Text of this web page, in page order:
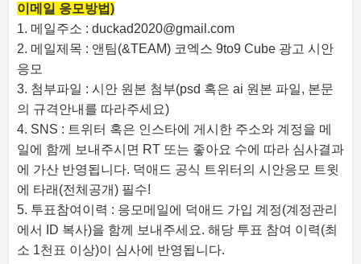
이메일 응모방법)
1. 메일주소 : duckad2020@gmail.com
2. 메일제목 : 앤팀(&TEAM) 코엑스 9to9 Cube 광고 시안
응모
3. 첨부파일 : 시안 원본 첨부(psd 혹은 ai 원본 파일, 본문
의 규격안내를 따라주세요)
4. SNS : 트위터 혹은 인스타에 게시한 주소와 계정을 메
일에 함께 보내주시면 RT 또는 좋아요 수에 따라 심사결과
에 가산 반영됩니다. 덕애드 공식 트위터의 시안응모 트윗
에 타래(전체공개) 필수!
5. 투표참여이력 : 응모메일에 덕애드 가입 계정(계정관리
에서 ID 복사)을 함께 보내주세요. 해당 투표 참여 이력(최
소 1천표 이상)이 심사에 반영됩니다.